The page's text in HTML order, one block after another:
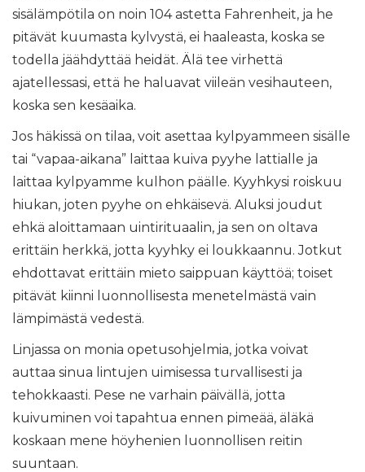
sisälämpötila on noin 104 astetta Fahrenheit, ja he
pitävät kuumasta kylvystä, ei haaleasta, koska se
todella jäähdyttää heidät. Älä tee virhettä
ajatellessasi, että he haluavat viileän vesihauteen,
koska sen kesäaika.
Jos häkissä on tilaa, voit asettaa kylpyammeen sisälle
tai “vapaa-aikana” laittaa kuiva pyyhe lattialle ja
laittaa kylpyamme kulhon päälle. Kyyhkysi roiskuu
hiukan, joten pyyhe on ehkäisevä. Aluksi joudut
ehkä aloittamaan uintirituaalin, ja sen on oltava
erittäin herkkä, jotta kyyhky ei loukkaannu. Jotkut
ehdottavat erittäin mieto saippuan käyttöä; toiset
pitävät kiinni luonnollisesta menetelmästä vain
lämpimästä vedestä.
Linjassa on monia opetusohjelmia, jotka voivat
auttaa sinua lintujen uimisessa turvallisesti ja
tehokkaasti. Pese ne varhain päivällä, jotta
kuivuminen voi tapahtua ennen pimeää, äläkä
koskaan mene höyhenien luonnollisen reitin
suuntaan.